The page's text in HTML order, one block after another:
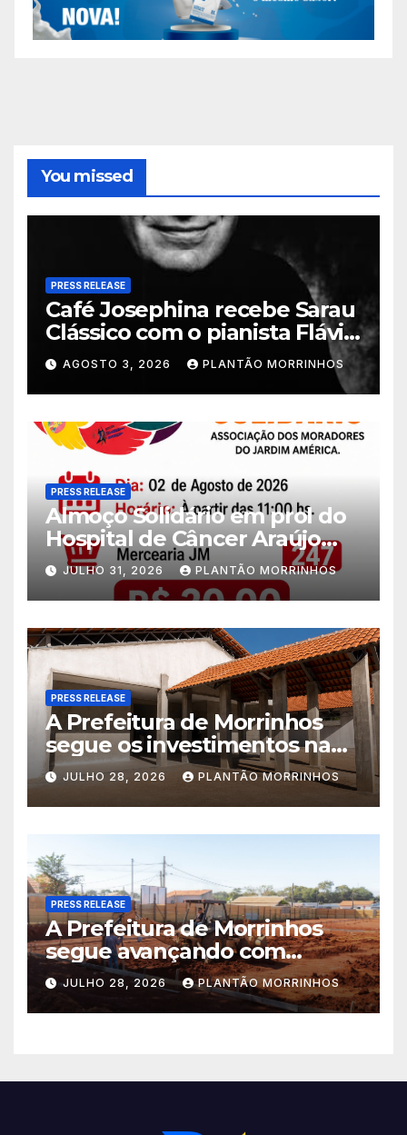
You missed
PRESS RELEASE
Café Josephina recebe Sarau
Clássico com o pianista Flávio
Varani nesta terça-feira
AGOSTO 3, 2026 PLANTÃO MORRINHOS
PRESS RELEASE
Almoço Solidário em prol do
Hospital de Câncer Araújo
Jorge é realizado no Jardim
América
JULHO 31, 2026 PLANTÃO MORRINHOS
PRESS RELEASE
A Prefeitura de Morrinhos
segue os investimentos na
educação. A obra da Escola
Municipal Eudóxio de
Figueiredo avança em ritmo
acelerado e já ganha forma.
JULHO 28, 2026 PLANTÃO MORRINHOS
PRESS RELEASE
A Prefeitura de Morrinhos
segue avançando com
importantes investimentos
no Setor Arca de Noé.
JULHO 28, 2026 PLANTÃO MORRINHOS